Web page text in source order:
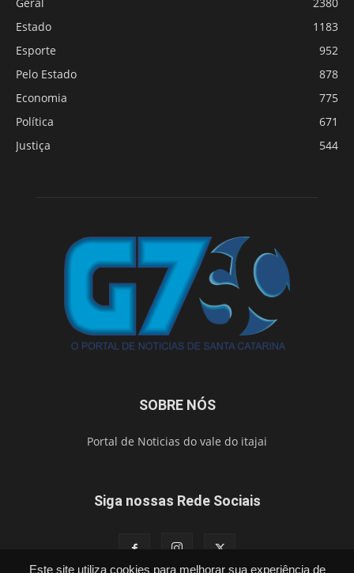
Este site utiliza cookies para melhorar sua experiência de
Geral
2380
Estado
1183
Esporte
952
Pelo Estado
878
Economia
775
Política
671
Justiça
544
SOBRE NÓS
Portal de Noticias do vale do itajai
Siga nossas Rede Sociais